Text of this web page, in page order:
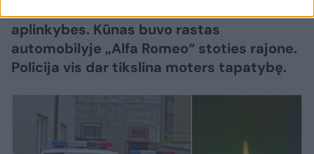
aplinkybes. Kūnas buvo rastas
automobilyje „Alfa Romeo“ stoties rajone.
Policija vis dar tikslina moters tapatybę.